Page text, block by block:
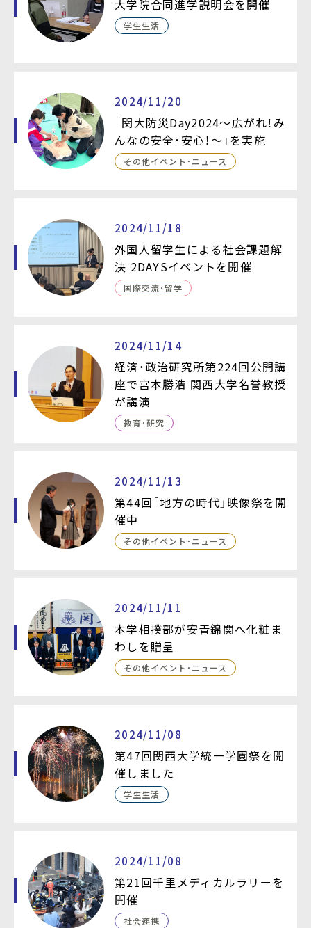
大学院合同進学説明会を開催
学生生活
2024/11/20
「関大防災Day2024～広がれ！み
んなの安全・安心！～」を実施
その他イベント・ニュース
2024/11/18
外国人留学生による社会課題解
決 2DAYSイベントを開催
国際交流・留学
2024/11/14
経済・政治研究所第224回公開講
座で宮本勝浩 関西大学名誉教授
が講演
教育・研究
2024/11/13
第44回「地方の時代」映像祭を開
催中
その他イベント・ニュース
2024/11/11
本学相撲部が安青錦関へ化粧ま
わしを贈呈
その他イベント・ニュース
2024/11/08
第47回関西大学統一学園祭を開
催しました
学生生活
2024/11/08
第21回千里メディカルラリーを
開催
社会連携